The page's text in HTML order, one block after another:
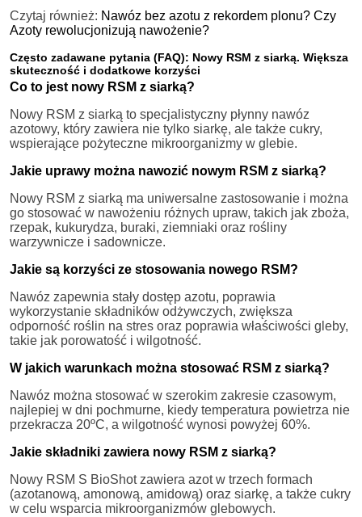
Czytaj również: Nawóz bez azotu z rekordem plonu? Czy
Azoty rewolucjonizują nawożenie?
Często zadawane pytania (FAQ): Nowy RSM z siarką. Większa
skuteczność i dodatkowe korzyści
Co to jest nowy RSM z siarką?
Nowy RSM z siarką to specjalistyczny płynny nawóz
azotowy, który zawiera nie tylko siarkę, ale także cukry,
wspierające pożyteczne mikroorganizmy w glebie.
Jakie uprawy można nawozić nowym RSM z siarką?
Nowy RSM z siarką ma uniwersalne zastosowanie i można
go stosować w nawożeniu różnych upraw, takich jak zboża,
rzepak, kukurydza, buraki, ziemniaki oraz rośliny
warzywnicze i sadownicze.
Jakie są korzyści ze stosowania nowego RSM?
Nawóz zapewnia stały dostęp azotu, poprawia
wykorzystanie składników odżywczych, zwiększa
odporność roślin na stres oraz poprawia właściwości gleby,
takie jak porowatość i wilgotność.
W jakich warunkach można stosować RSM z siarką?
Nawóz można stosować w szerokim zakresie czasowym,
najlepiej w dni pochmurne, kiedy temperatura powietrza nie
przekracza 20ºC, a wilgotność wynosi powyżej 60%.
Jakie składniki zawiera nowy RSM z siarką?
Nowy RSM S BioShot zawiera azot w trzech formach
(azotanową, amonową, amidową) oraz siarkę, a także cukry
w celu wsparcia mikroorganizmów glebowych.